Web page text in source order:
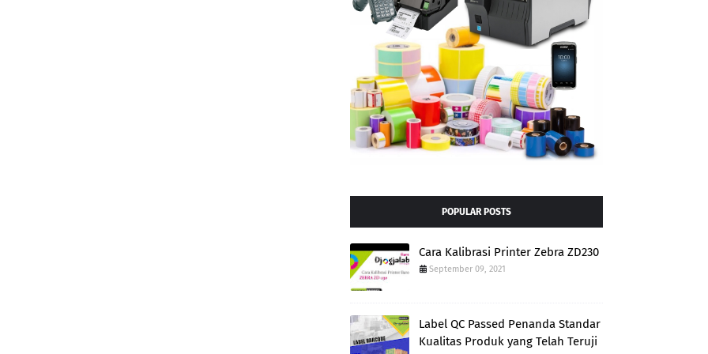
POPULAR POSTS
Cara Kalibrasi Printer Zebra ZD230
September 09, 2021
Label QC Passed Penanda Standar
Kualitas Produk yang Telah Teruji